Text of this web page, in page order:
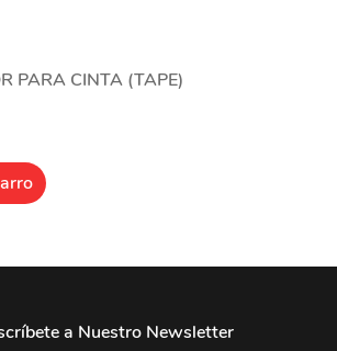
PARA CINTA (TAPE)
a Nuestro Newsletter